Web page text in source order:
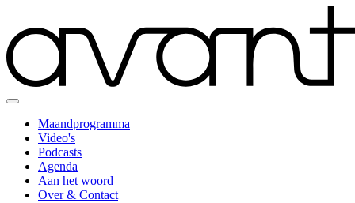
Maandprogramma
Video's
Podcasts
Agenda
Aan het woord
Over & Contact